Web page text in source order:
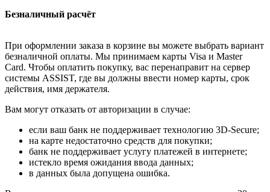
Безналичный расчёт
При оформлении заказа в корзине вы можете выбрать вариант
безналичной оплаты. Мы принимаем карты Visa и Master
Card. Чтобы оплатить покупку, вас перенаправит на сервер
системы ASSIST, где вы должны ввести номер карты, срок
действия, имя держателя.
Вам могут отказать от авторизации в случае:
если ваш банк не поддерживает технологию 3D-Secure;
на карте недостаточно средств для покупки;
банк не поддерживает услугу платежей в интернете;
истекло время ожидания ввода данных;
в данных была допущена ошибка.